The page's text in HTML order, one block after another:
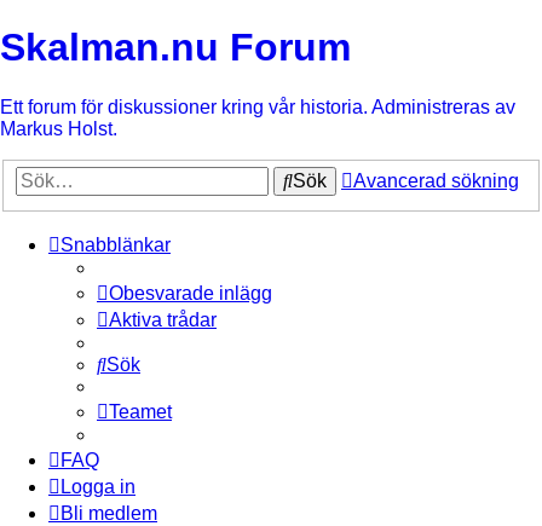
Skalman.nu Forum
Ett forum för diskussioner kring vår historia. Administreras av
Markus Holst.
Sök Avancerad sökning
Snabblänkar
Obesvarade inlägg
Aktiva trådar
Sök
Teamet
FAQ
Logga in
Bli medlem